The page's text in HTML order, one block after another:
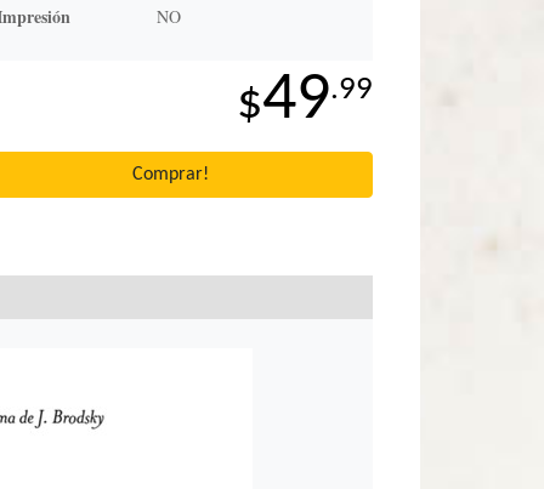
NO
$49.99
Comprar!